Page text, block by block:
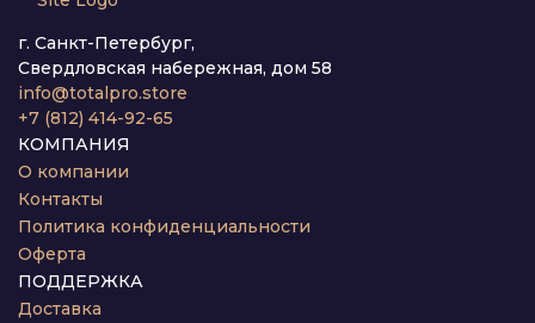
г. Санкт-Петербург,
Свердловская набережная, дом 58
info@totalpro.store
+7 (812) 414-92-65
КОМПАНИЯ
О компании
Контакты
Политика конфиденциальности
Оферта
ПОДДЕРЖКА
Доставка